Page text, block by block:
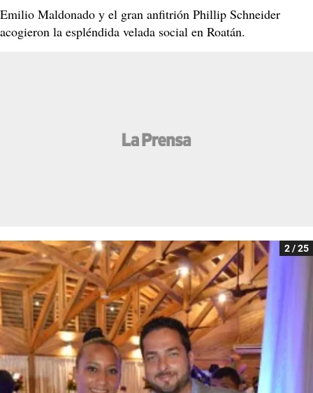
Emilio Maldonado y el gran anfitrión Phillip Schneider
acogieron la espléndida velada social en Roatán.
2 / 25